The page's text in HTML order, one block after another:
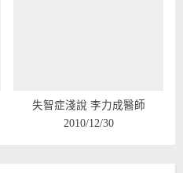
失智症淺說 李力成醫師
2010/12/30